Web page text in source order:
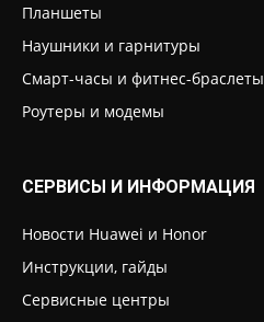
Планшеты
Наушники и гарнитуры
Смарт-часы и фитнес-браслеты
Роутеры и модемы
СЕРВИСЫ И ИНФОРМАЦИЯ
Новости Huawei и Honor
Инструкции, гайды
Сервисные центры